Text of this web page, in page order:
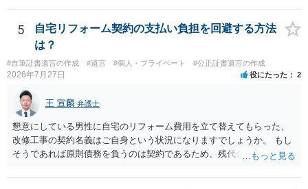
5
自宅リフォーム契約の支払い負担を回避する方法
は？
#自筆証書遺言の作成 #遺言 #個人・プライベート #公正証書遺言の作成
2026年7月27日 役にたった 2
王 宣麟 弁護士
懇意にしている男性に自宅のリフォーム費用を立て替えてもらった、
改修工事の契約名義はご自身という状況になりますでしょうか。 もし
そうであれば原則債務を負うのは契約であるため、残代金を捻出して
ます。 入籍した場合でも、原則契約者が単独で全ての債務を負うこと